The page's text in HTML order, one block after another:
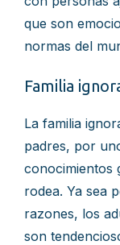
que son
normas del
Familia
La familia
padres, por
conocimientos
rodea. Ya sea
razones, los
son